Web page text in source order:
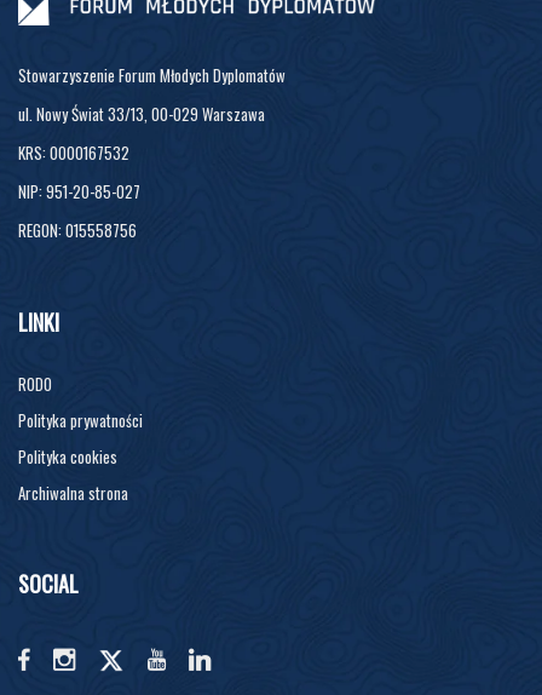
Stowarzyszenie Forum Młodych Dyplomatów
ul. Nowy Świat 33/13, 00-029 Warszawa
KRS: 0000167532
NIP: 951-20-85-027
REGON: 015558756
LINKI
RODO
Polityka prywatności
Polityka cookies
Archiwalna strona
SOCIAL